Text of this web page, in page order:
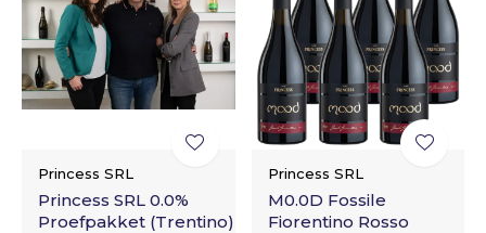
Princess SRL
Princess SRL 0.0%
Proefpakket (Trentino)
Princess SRL
M0.0D Fossile
Fiorentino Rosso